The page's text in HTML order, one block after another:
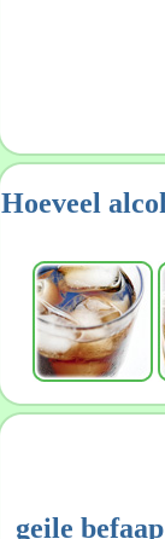
Hoeveel
geile